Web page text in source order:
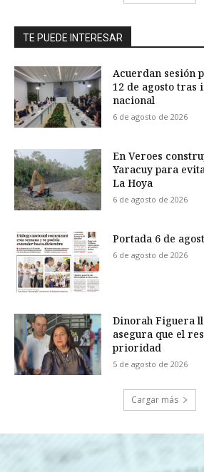
TE PUEDE INTERESAR
Acuerdan sesión
12 de agosto tras
nacional
6 de agosto de 2026
En Veroes
Yaracuy para
La Hoya
6 de agosto de 2026
Portada 6 de
6 de agosto de 2026
Dinorah Figuera
asegura que el
prioridad
5 de agosto de 2026
Cargar más